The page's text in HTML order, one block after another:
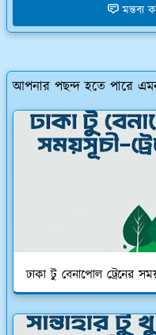
মন্তব্য
আপনার পছন্দ হতে পারে
ঢাকা টু বেনাপোল ট্রেনের